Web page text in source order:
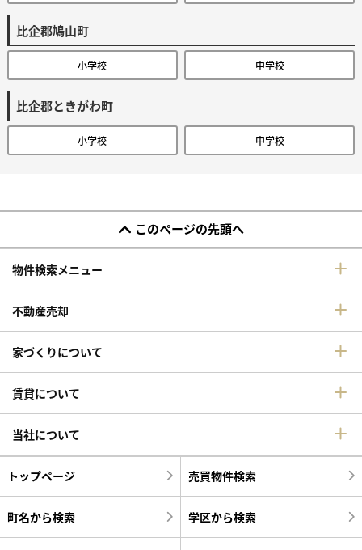
比企郡鳩山町
小学校 中学校
比企郡ときがわ町
小学校 中学校
このページの先頭へ
物件検索メニュー
不動産売却
家づくりについて
賃貸について
当社について
トップページ 売買物件検索
町名から検索 学区から検索